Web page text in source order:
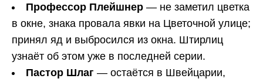
Профессор Плейшнер — не заметил цветка
в окне, знака провала явки на Цветочной улице;
принял яд и выбросился из окна. Штирлиц
узнаёт об этом уже в последней серии.
Пастор Шлаг — остаётся в Швейцарии,